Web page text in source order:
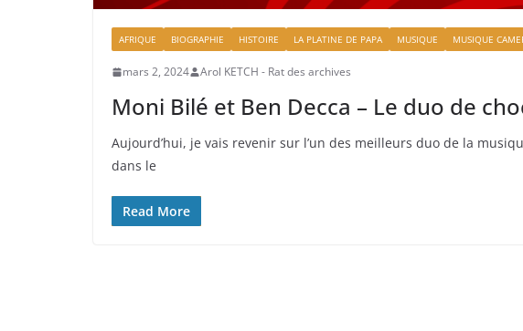
AFRIQUE BIOGRAPHIE HISTOIRE LA PLATINE DE PAPA MUSIQUE MUSIQUE
mars 2, 2024 Arol KETCH - Rat des archives
Moni Bilé et Ben Decca – Le duo de
Aujourd’hui, je vais revenir sur l’un des meilleurs duo de la
dans le
Read More